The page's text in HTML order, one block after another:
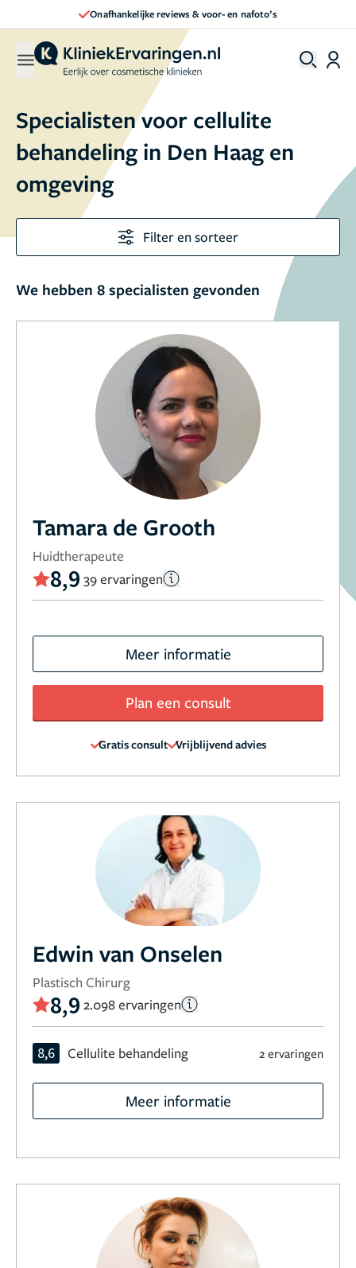
Onafhankelijke reviews & voor- en nafoto’s
Specialisten voor cellulite
behandeling in Den Haag en
omgeving
Filter en sorteer
We hebben 8 specialisten gevonden
Tamara de Grooth
Huidtherapeute
8,9 39 ervaringen
Meer informatie
Plan een consult
Gratis consult Vrijblijvend advies
Edwin van Onselen
Plastisch Chirurg
8,9 2.098 ervaringen
8,6 Cellulite behandeling 2 ervaringen
Meer informatie